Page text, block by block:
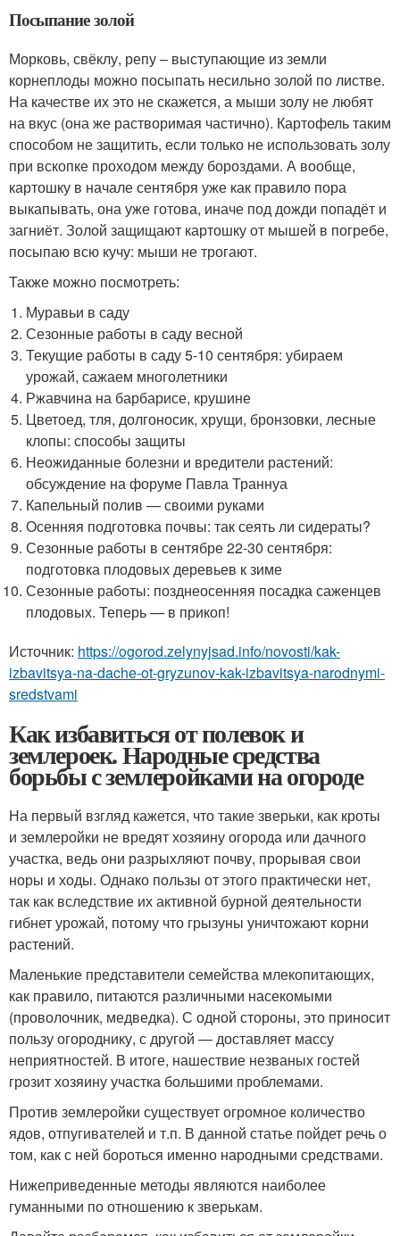
Посыпание золой
Морковь, свёклу, репу – выступающие из земли
корнеплоды можно посыпать несильно золой по листве.
На качестве их это не скажется, а мыши золу не любят
на вкус (она же растворимая частично). Картофель таким
способом не защитить, если только не использовать золу
при вскопке проходом между бороздами. А вообще,
картошку в начале сентября уже как правило пора
выкапывать, она уже готова, иначе под дожди попадёт и
загниёт. Золой защищают картошку от мышей в погребе,
посыпаю всю кучу: мыши не трогают.
Также можно посмотреть:
Муравьи в саду
Сезонные работы в саду весной
Текущие работы в саду 5-10 сентября: убираем
урожай, сажаем многолетники
Ржавчина на барбарисе, крушине
Цветоед, тля, долгоносик, хрущи, бронзовки, лесные
клопы: способы защиты
Неожиданные болезни и вредители растений:
обсуждение на форуме Павла Траннуа
Капельный полив — своими руками
Осенняя подготовка почвы: так сеять ли сидераты?
Сезонные работы в сентябре 22-30 сентября:
подготовка плодовых деревьев к зиме
Сезонные работы: позднеосенняя посадка саженцев
плодовых. Теперь — в прикоп!
Источник: https://ogorod.zelynyjsad.info/novosti/kak-
izbavitsya-na-dache-ot-gryzunov-kak-izbavitsya-narodnymi-
sredstvami
Как избавиться от полевок и
землероек. Народные средства
борьбы с землеройками на огороде
На первый взгляд кажется, что такие зверьки, как кроты
и землеройки не вредят хозяину огорода или дачного
участка, ведь они разрыхляют почву, прорывая свои
норы и ходы. Однако пользы от этого практически нет,
так как вследствие их активной бурной деятельности
гибнет урожай, потому что грызуны уничтожают корни
растений.
Маленькие представители семейства млекопитающих,
как правило, питаются различными насекомыми
(проволочник, медведка). С одной стороны, это приносит
пользу огороднику, с другой — доставляет массу
неприятностей. В итоге, нашествие незваных гостей
грозит хозяину участка большими проблемами.
Против землеройки существует огромное количество
ядов, отпугивателей и т.п. В данной статье пойдет речь о
том, как с ней бороться именно народными средствами.
Нижеприведенные методы являются наиболее
гуманными по отношению к зверькам.